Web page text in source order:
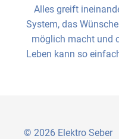
Alles greift
System, das
möglich macht und
Leben kann so
© 2026 Elektro Seber